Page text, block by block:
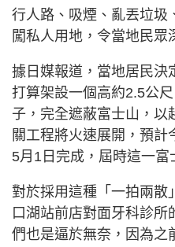
行人路、吸煙、亂丟垃圾
闖私人用地，令當地民眾
據日媒報道，當地居民決
打算架設一個高約2.5公
子，完全遮蔽富士山，以
關工程將火速展開，預計
5月1日完成，屆時這一富
對於採用這種「一拍兩散
口湖站前店對面牙科診
們也是逼於無奈，因為之